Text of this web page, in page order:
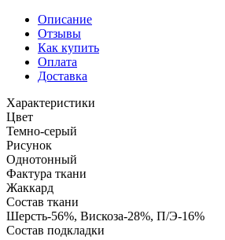
Описание
Отзывы
Как купить
Оплата
Доставка
Характеристики
Цвет
Темно-серый
Рисунок
Однотонный
Фактура ткани
Жаккард
Состав ткани
Шерсть-56%, Вискоза-28%, П/Э-16%
Состав подкладки